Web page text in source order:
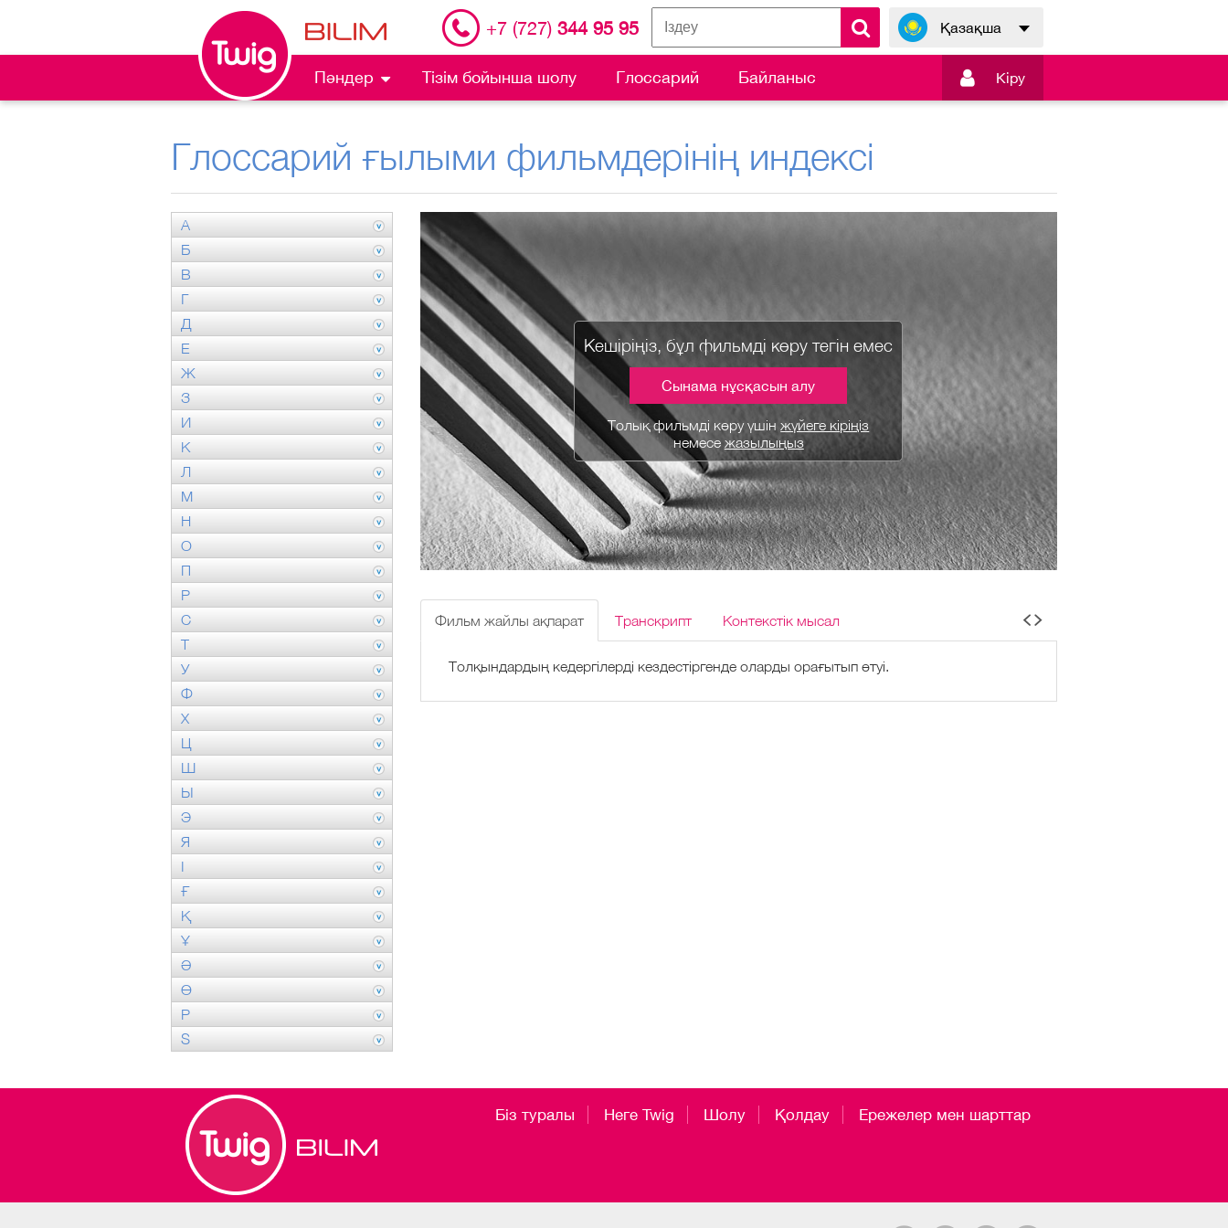
+7 (727) 344 95 95 Қазақша
Пәндер Тізім бойынша шолу Глоссарий Байланыс  Кiру
Глоссарий ғылыми фильмдерінің индексі
А
Б
В
Г
Д
Е
Ж
З
И
К
Л
М
Н
О
П
Р
С
Т
У
Ф
Х
Ц
Ш
Ы
Э
Я
І
Ғ
Қ
Ұ
Ә
Ө
P
S
Кешіріңіз, бұл фильмді көру тегін емес
Сынама нұсқасын алу
Толық фильмді көру үшінжүйеге кіріңіз
немесе жазылыңыз
Фильм жайлы ақпарат Транскрипт Контекстік мысал
Толқындардың кедергілерді кездестіргенде оларды орағытып өтуі.
Біз туралы Неге Twig Шолу Қолдау Ережелер мен шарттар